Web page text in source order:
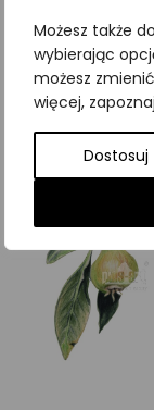
Możesz także
wybierając
możesz
więcej,
Dostosuj
Podobne